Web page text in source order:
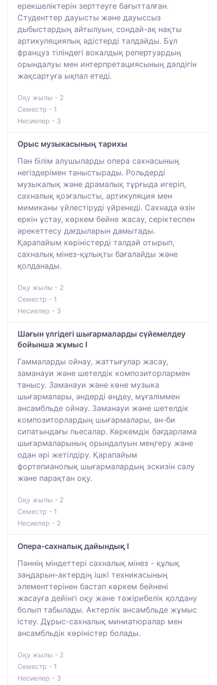
ерекшеліктерін зерттеуге бағытталған.
Студенттер дауысты және дауыссыз
дыбыстардың айтылуын, сондай-ақ нақты
артикуляциялық әдістерді талдайды. Бұл
француз тіліндегі вокалдық репертуардың
орындалуы мен интерпретациясының дәлдігін
жақсартуға ықпал етеді.
Оқу жылы - 2
Семестр - 1
Несиелер - 3
Орыс музыкасының тарихы
Пән білім алушыларды опера сахнасының
негіздерімен таныстырады. Рольдерді
музыкалық және драмалық тұрғыда игеріп,
сахналық қозғалысты, артикуляция мен
мимиканы үйлестіруді үйренеді. Сахнада өзін
еркін ұстау, көркем бейне жасау, серіктеспен
әрекеттесу дағдыларын дамытады.
Қарапайым көріністерді талдай отырып,
сахналық мінез-құлықты бағалайды және
қолданады.
Оқу жылы - 2
Семестр - 1
Несиелер - 3
Шағын үлгідегі шығармаларды сүйемелдеу
бойынша жұмыс I
Гаммаларды ойнау, жаттығулар жасау,
заманауи және шетелдік композиторлармен
танысу. Заманауи және көне музыка
шығармалары, әндерді өңдеу, мұғаліммен
ансамбльде ойнау. Заманауи және шетелдік
композиторлардың шығармалары, ән-би
сипатындағы пьесалар. Көркемдік бағдарлама
шығармаларының орындалуын меңгеру және
одан әрі жетілдіру. Қарапайым
фортепианолық шығармалардың эскизін салу
және парақтан оқу.
Оқу жылы - 2
Семестр - 1
Несиелер - 2
Опера-сахналық дайындық І
Пәннің міндеттері сахналық мінез - құлық
заңдарын-актердің ішкі техникасының
элементтерінен бастап көркем бейнені
жасауға дейінгі оқу және тәжірибелік қолдану
болып табылады. Актерлік ансамбльде жұмыс
істеу. Дұрыс-сахналық миниатюралар мен
ансамбльдік көріністер болады.
Оқу жылы - 2
Семестр - 1
Несиелер - 3